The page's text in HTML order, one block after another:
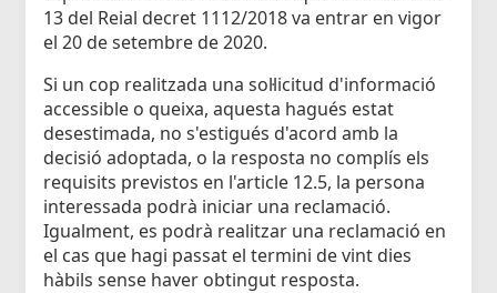
13 del Reial decret 1112/2018 va entrar en vigor
el 20 de setembre de 2020.
Si un cop realitzada una sol·licitud d'informació
accessible o queixa, aquesta hagués estat
desestimada, no s'estigués d'acord amb la
decisió adoptada, o la resposta no complís els
requisits previstos en l'article 12.5, la persona
interessada podrà iniciar una reclamació.
Igualment, es podrà realitzar una reclamació en
el cas que hagi passat el termini de vint dies
hàbils sense haver obtingut resposta.